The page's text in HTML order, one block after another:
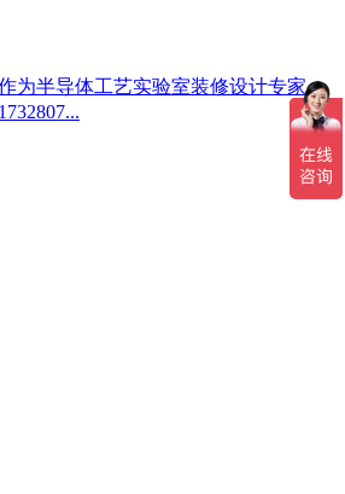
为半导体工艺实验室装修设计专家，